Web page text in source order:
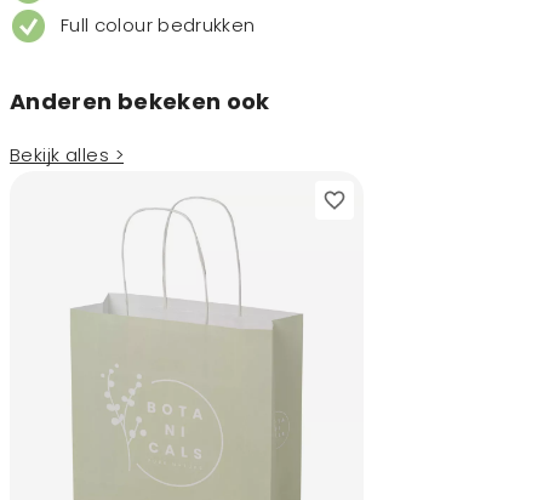
Full colour bedrukken
Anderen bekeken ook
Bekijk alles >